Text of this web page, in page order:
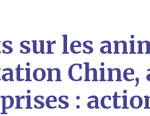
sur les
Chine,
: